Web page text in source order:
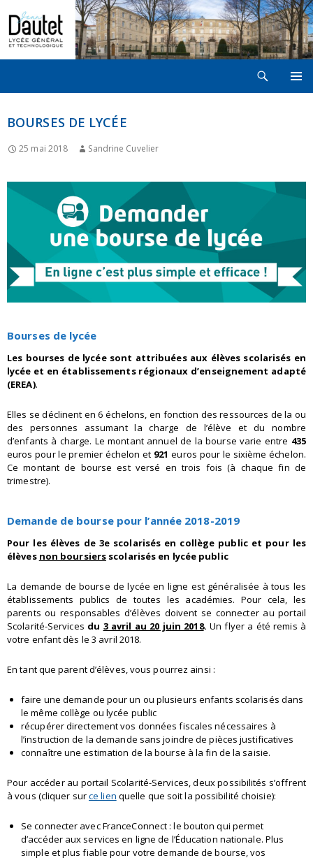
CONTENU
BOURSES DE LYCÉE
25 mai 2018 Sandrine Cuvelier
Bourses de lycée
Les bourses de lycée sont attribuées aux élèves scolarisés en
lycée et en établissements régionaux d’enseignement adapté
(EREA).
Elles se déclinent en 6 échelons, en fonction des ressources de la ou
des personnes assumant la charge de l’élève et du nombre
d’enfants à charge. Le montant annuel de la bourse varie entre 435
euros pour le premier échelon et 921euros pour le sixième échelon.
Ce montant de bourse est versé en trois fois (à chaque fin de
trimestre).
Demande de bourse pour l’année 2018-2019
Pour les élèves de 3e scolarisés en collège public et pour les
élèves non boursiers scolarisés en lycée public
La demande de bourse de lycée en ligne est généralisée à tous les
établissements publics de toutes les académies. Pour cela, les
parents ou responsables d’élèves doivent se connecter au portail
Scolarité-Services du 3 avril au 20 juin 2018. Un flyer a été remis à
votre enfant dès le 3 avril 2018.
En tant que parent d’élèves, vous pourrez ainsi :
faire une demande pour un ou plusieurs enfants scolarisés dans
le même collège ou lycée public
récupérer directement vos données fiscales nécessaires à
l’instruction de la demande sans joindre de pièces justificatives
connaître une estimation de la bourse à la fin de la saisie.
Pour accéder au portail Scolarité-Services, deux possibilités s’offrent
à vous (cliquer surce lien quelle que soit la possibilité choisie):
Se connecter avec FranceConnect : le bouton qui permet
d’accéder aux services en ligne de l’Éducation nationale. Plus
simple et plus fiable pour votre demande de bourse, vos